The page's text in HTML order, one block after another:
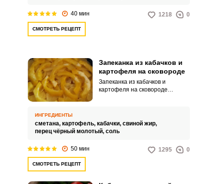
40 мин 1218 0
СМОТРЕТЬ РЕЦЕПТ
Запеканка из кабачков и
картофеля на сковороде
Запеканка из кабачков и
картофеля на сковороде
такому деревенскому способу на
топленом свином жире и
чугунной сковороде.
ИНГРЕДИЕНТЫ
сметана, картофель, кабачки, свиной жир,
перец чёрный молотый, соль
50 мин 1295 0
СМОТРЕТЬ РЕЦЕПТ